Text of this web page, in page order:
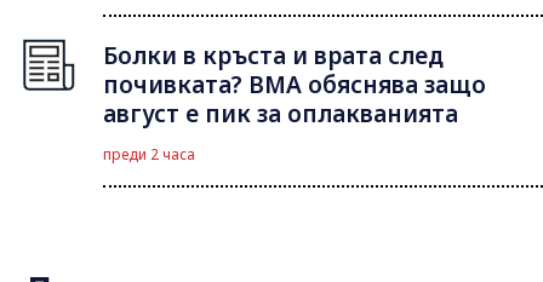
Болки в кръста и врата след
почивката? ВМА обяснява защо
август е пик за оплакванията
преди 2 часа